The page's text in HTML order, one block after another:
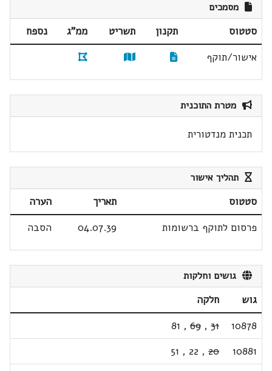
מסמכים
סטטוס תקנון תשריט ממ"ג
נספח
אישור/תוקף
מטרת התוכנית
תכנית מנדטורית
תהליך אישור
סטטוס תאריך
הערה
פרסום לתוקף ברשומות
04.07.39 הסבה
גושים וחלקות
גוש
חלקה
10878
31
,
69
,
81
10881
20
,
22
,
51